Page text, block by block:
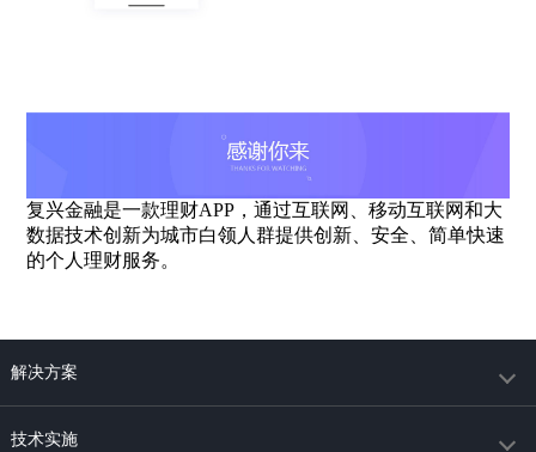
复兴金融是一款理财APP，通过互联网、移动互联网和大
数据技术创新为城市白领人群提供创新、安全、简单快速
的个人理财服务。
解决方案
技术实施